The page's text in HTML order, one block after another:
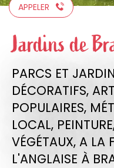
APPELER
Jardins de
PARCS ET
DÉCORATIFS,
POPULAIRES,
LOCAL,
VÉGÉTAUX, A LA
L'ANGLAISE À